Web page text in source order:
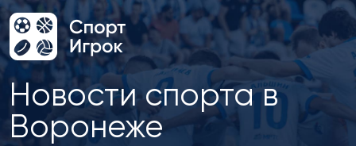
Новости спорта в
Воронеже